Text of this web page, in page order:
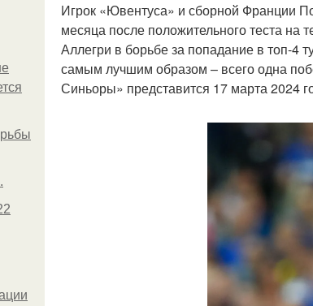
Игрок «Ювентуса» и сборной Франции
месяца после положительного теста на
Аллегри в борьбе за попадание в топ-4
самым лучшим образом – всего одна
Синьоры» представится 17 марта 2024